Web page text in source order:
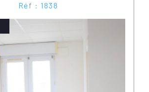
Réf : 1838